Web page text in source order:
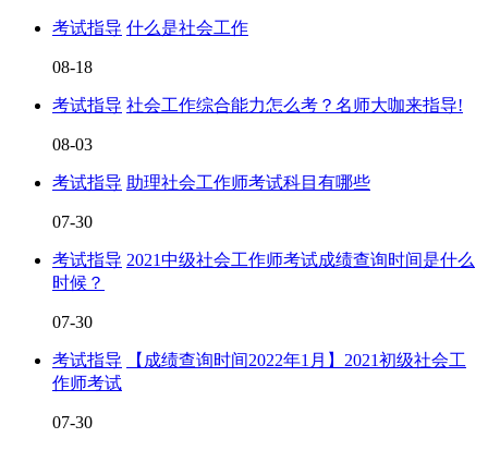
考试指导 什么是社会工作
08-18
考试指导 社会工作综合能力怎么考？名师大咖来指导!
08-03
考试指导 助理社会工作师考试科目有哪些
07-30
考试指导 2021中级社会工作师考试成绩查询时间是什么
时候？
07-30
考试指导
【成绩查询时间2022年1月】2021初级社会工
作师考试
07-30